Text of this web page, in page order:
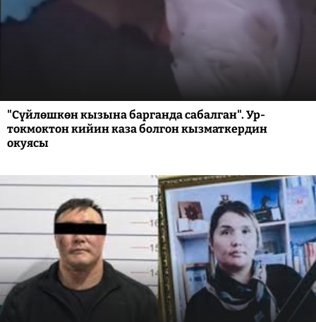
"Сүйлөшкөн кызына барганда сабалган". Ур-
токмоктон кийин каза болгон кызматкердин
окуясы